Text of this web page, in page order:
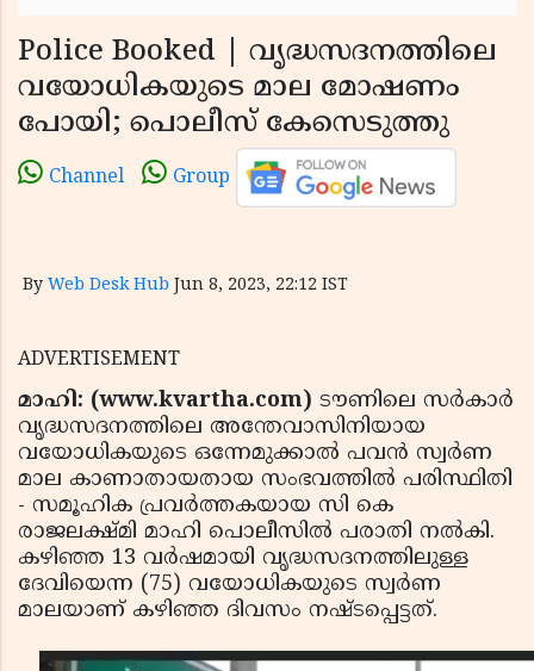
Police Booked | വൃദ്ധസദനത്തിലെ
വയോധികയുടെ മാല മോഷണം
പോയി; പൊലീസ് കേസെടുത്തു
Channel Group
By Web Desk Hub Jun 8, 2023, 22:12 IST
ADVERTISEMENT
മാഹി: (www.kvartha.com) ടൗണിലെ സര്‍കാര്‍
വൃദ്ധസദനത്തിലെ അന്തേവാസിനിയായ
വയോധികയുടെ ഒന്നേമുക്കാല്‍ പവന്‍ സ്വര്‍ണ
മാല കാണാതായതായ സംഭവത്തില്‍ പരിസ്ഥിതി
- സമൂഹിക പ്രവര്‍ത്തകയായ സി കെ
രാജലക്ഷ്മി മാഹി പൊലീസില്‍ പരാതി നല്‍കി.
കഴിഞ്ഞ 13 വര്‍ഷമായി വൃദ്ധസദനത്തിലുള്ള
ദേവിയെന്ന (75) വയോധികയുടെ സ്വര്‍ണ
മാലയാണ് കഴിഞ്ഞ ദിവസം നഷ്ടപ്പെട്ടത്.